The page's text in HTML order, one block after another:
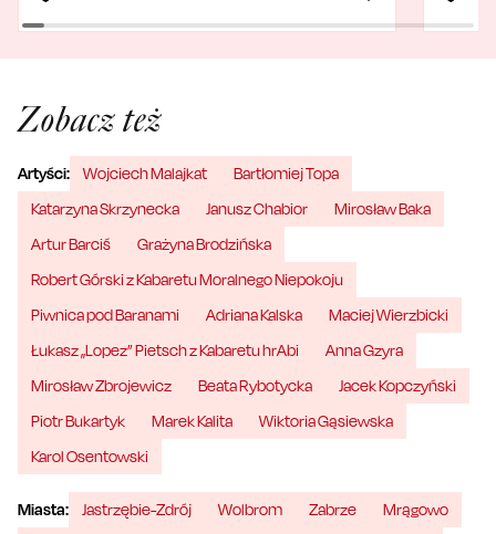
Zobacz też
Artyści: Wojciech Malajkat
Bartłomiej Topa
Katarzyna Skrzynecka
Janusz Chabior
Mirosław Baka
Artur Barciś
Grażyna Brodzińska
Robert Górski z Kabaretu Moralnego Niepokoju
Piwnica pod Baranami
Adriana Kalska
Maciej Wierzbicki
Łukasz „Lopez” Pietsch z Kabaretu hrAbi
Anna Gzyra
Mirosław Zbrojewicz
Beata Rybotycka
Jacek Kopczyński
Piotr Bukartyk
Marek Kalita
Wiktoria Gąsiewska
Karol Osentowski
Miasta: Jastrzębie-Zdrój Wolbrom Zabrze
Mrągowo